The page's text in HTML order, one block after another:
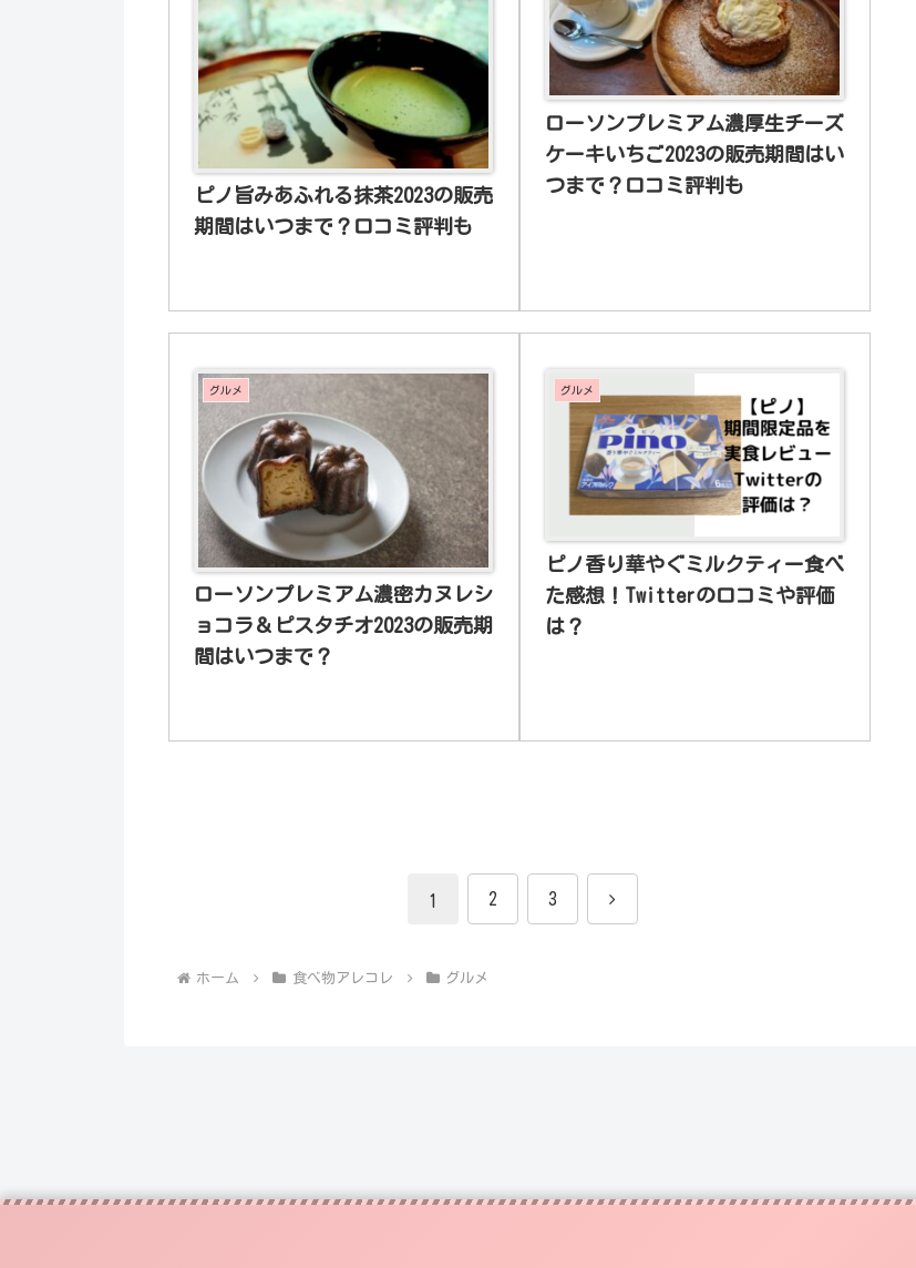
ピノ旨みあふれる抹茶2023の販売
期間はいつまで？口コミ評判も
ローソンプレミアム濃厚生チーズ
ケーキいちご2023の販売期間はい
つまで？口コミ評判も
グルメ
ローソンプレミアム濃密カヌレシ
ョコラ＆ピスタチオ2023の販売期
間はいつまで？
グルメ
ピノ香り華やぐミルクティー食べ
た感想！Twitterの口コミや評価
は？
1 2 3 次
ホーム 食べ物アレコレ グルメ